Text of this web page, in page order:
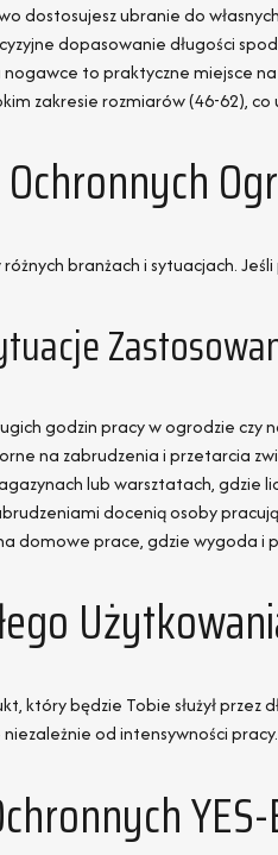
dostosujesz ubranie do
dopasowanie długości
to praktyczne miejsce
zakresie rozmiarów (46-62),
branżach i sytuacjach.
godzin pracy w ogrodzie czy
na zabrudzenia i przetarcia
lub warsztatach, gdzie
docenią osoby
domowe prace, gdzie wygoda i
który będzie Tobie służył
od intensywności pracy.